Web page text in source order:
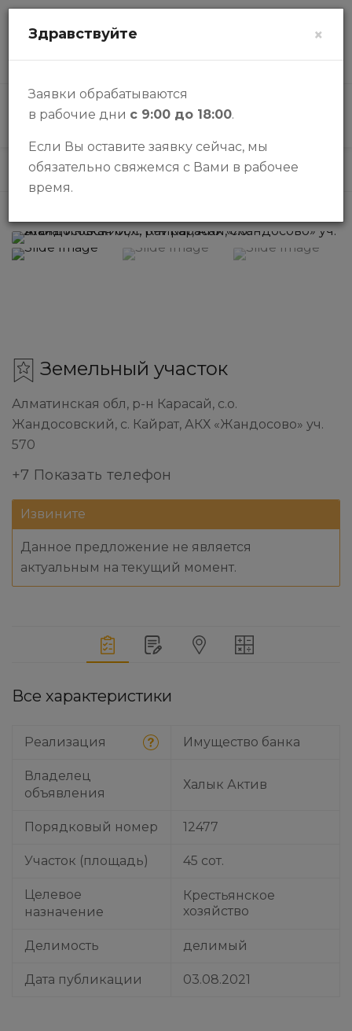
КАТАЛОГ
Каталог Участки Земельный участок
Земельный участок
Алматинская обл, р-н Карасай, с.о.
Жандосовский, с. Кайрат, АКХ «Жандосово» уч.
570
+7 Показать телефон
Извините
Данное предложение не является
актуальным на текущий момент.
Все характеристики
Реализация Имущество банка
Владелец
объявления
Халык Актив
Порядковый номер 12477
Участок (площадь) 45 сот.
Целевое
назначение
Крестьянское
хозяйство
Делимость делимый
Дата публикации 03.08.2021
×
Здравствуйте
Заявки обрабатываются
в рабочие дни с 9:00 до 18:00.
Если Вы оставите заявку сейчас, мы
обязательно свяжемся с Вами в рабочее
время.